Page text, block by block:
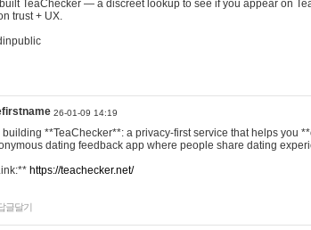
TeaChecker — a discreet lookup to see if you appear on
trust + UX.
26-01-09 14:19
building **TeaChecker**: a privacy-first service that helps you
dating feedback app where people share dating
https://teachecker.net/
글달기